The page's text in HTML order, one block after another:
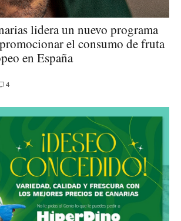
lidera un nuevo programa
el consumo de fruta
en España
4